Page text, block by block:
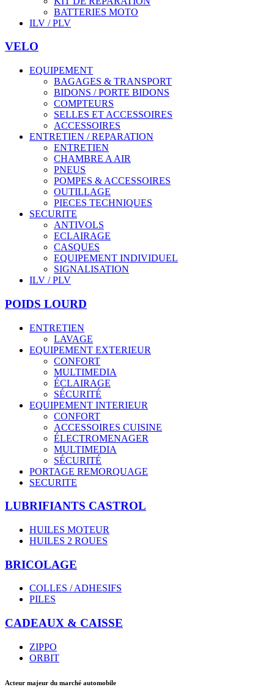
BATTERIES MOTO
ILV / PLV
VELO
EQUIPEMENT
BAGAGES & TRANSPORT
BIDONS / PORTE BIDONS
COMPTEURS
SELLES ET ACCESSOIRES
ACCESSOIRES
ENTRETIEN / REPARATION
ENTRETIEN
CHAMBRE A AIR
PNEUS
POMPES & ACCESSOIRES
OUTILLAGE
PIECES TECHNIQUES
SECURITE
ANTIVOLS
ECLAIRAGE
CASQUES
EQUIPEMENT INDIVIDUEL
SIGNALISATION
ILV / PLV
POIDS LOURD
ENTRETIEN
LAVAGE
EQUIPEMENT EXTERIEUR
CONFORT
MULTIMEDIA
ÉCLAIRAGE
SÉCURITÉ
EQUIPEMENT INTERIEUR
CONFORT
ACCESSOIRES CUISINE
ÉLECTROMENAGER
MULTIMEDIA
SÉCURITÉ
PORTAGE REMORQUAGE
SECURITE
LUBRIFIANTS CASTROL
HUILES MOTEUR
HUILES 2 ROUES
BRICOLAGE
COLLES / ADHESIFS
PILES
CADEAUX & CAISSE
ZIPPO
ORBIT
Acteur majeur du marché automobile